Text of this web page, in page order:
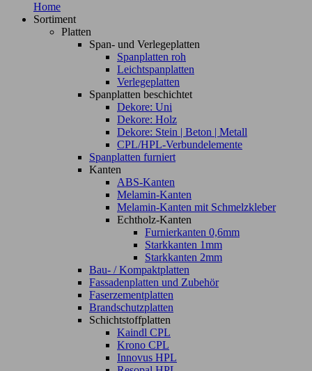
Home
Sortiment
Platten
Span- und Verlegeplatten
Spanplatten roh
Leichtspanplatten
Verlegeplatten
Spanplatten beschichtet
Dekore: Uni
Dekore: Holz
Dekore: Stein | Beton | Metall
CPL/HPL-Verbundelemente
Spanplatten furniert
Kanten
ABS-Kanten
Melamin-Kanten
Melamin-Kanten mit Schmelzkleber
Echtholz-Kanten
Furnierkanten 0,6mm
Starkkanten 1mm
Starkkanten 2mm
Bau- / Kompaktplatten
Fassadenplatten und Zubehör
Faserzementplatten
Brandschutzplatten
Schichtstoffplatten
Kaindl CPL
Krono CPL
Innovus HPL